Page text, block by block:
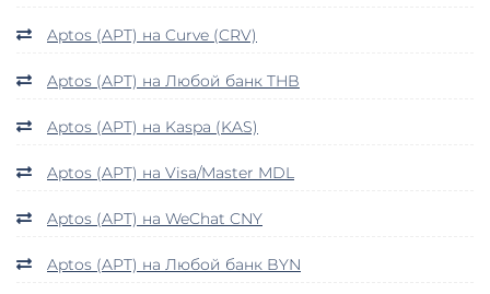
Aptos (APT) на Curve (CRV)
Aptos (APT) на Любой банк THB
Aptos (APT) на Kaspa (KAS)
Aptos (APT) на Visa/Master MDL
Aptos (APT) на WeChat CNY
Aptos (APT) на Любой банк BYN